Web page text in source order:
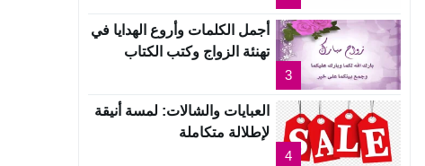
3
أجمل الكلمات وأروع الهدايا في
تهنئة الزواج وكتب الكتاب
4
العبايات والشالات: لمسة أنيقة
لإطلالة متكاملة